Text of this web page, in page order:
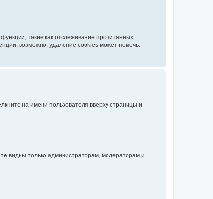
такие как отслеживание прочитанных
возможно, удаление cookies может помочь.
на имени пользователя вверху страницы и
видны только администраторам, модераторам и